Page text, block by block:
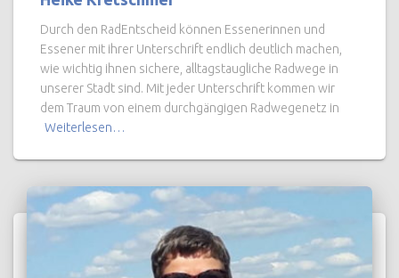
Durch den RadEntscheid können Essenerinnen und
Essener mit ihrer Unterschrift endlich deutlich machen,
wie wichtig ihnen sichere, alltagstaugliche Radwege in
unserer Stadt sind. Mit jeder Unterschrift kommen wir
dem Traum von einem durchgängigen Radwegenetz in
Weiterlesen…